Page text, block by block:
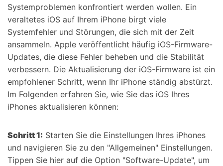
Systemproblemen konfrontiert werden wollen. Ein
veraltetes iOS auf Ihrem iPhone birgt viele
Systemfehler und Störungen, die sich mit der Zeit
ansammeln. Apple veröffentlicht häufig iOS-Firmware-
Updates, die diese Fehler beheben und die Stabilität
verbessern. Die Aktualisierung der iOS-Firmware ist ein
empfohlener Schritt, wenn Ihr iPhone ständig abstürzt.
Im Folgenden erfahren Sie, wie Sie das iOS Ihres
iPhones aktualisieren können:
Schritt 1: Starten Sie die Einstellungen Ihres iPhones
und navigieren Sie zu den "Allgemeinen" Einstellungen.
Tippen Sie hier auf die Option "Software-Update", um